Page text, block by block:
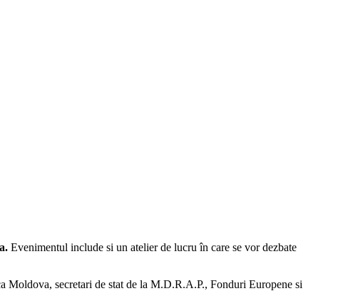
Evenimentul include si un atelier de lucru în care se vor dezbate
Moldova, secretari de stat de la M.D.R.A.P., Fonduri Europene si